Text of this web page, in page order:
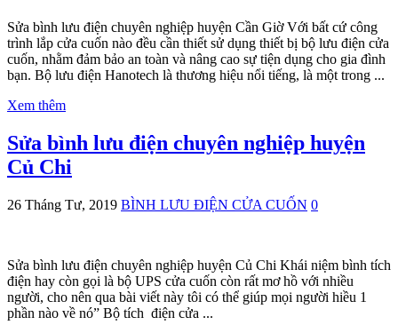
Sửa bình lưu điện chuyên nghiệp huyện Cần Giờ Với bất cứ công
trình lắp cửa cuốn nào đều cần thiết sử dụng thiết bị bộ lưu điện cửa
cuốn, nhằm đảm bảo an toàn và nâng cao sự tiện dụng cho gia đình
bạn. Bộ lưu điện Hanotech là thương hiệu nổi tiếng, là một trong ...
Xem thêm
Sửa bình lưu điện chuyên nghiệp huyện
Củ Chi
26 Tháng Tư, 2019 BÌNH LƯU ĐIỆN CỬA CUỐN 0
Sửa bình lưu điện chuyên nghiệp huyện Củ Chi Khái niệm bình tích
điện hay còn gọi là bộ UPS cửa cuốn còn rất mơ hồ với nhiều
người, cho nên qua bài viết này tôi có thể giúp mọi người hiều 1
phần nào về nó” Bộ tích điện cửa ...